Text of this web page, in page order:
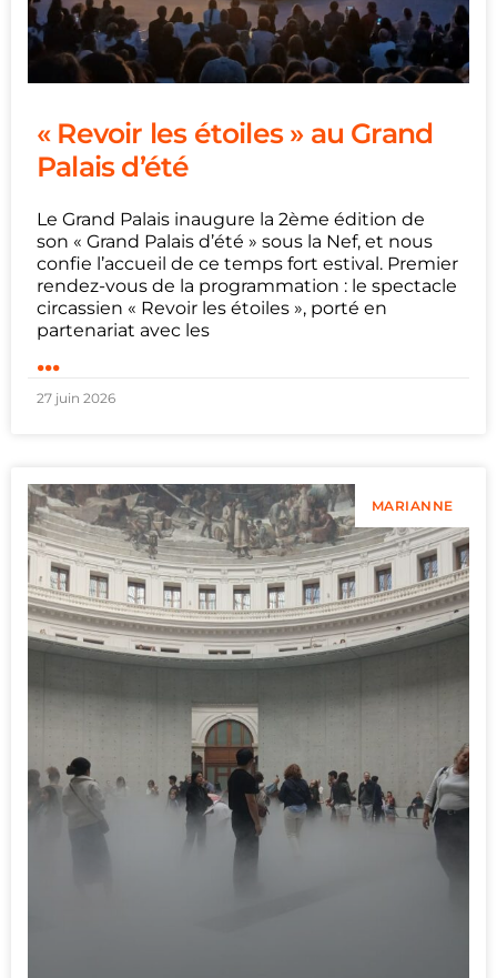
« Revoir les étoiles » au Grand
Palais d’été
Le Grand Palais inaugure la 2ème édition de
son « Grand Palais d’été » sous la Nef, et nous
confie l’accueil de ce temps fort estival. Premier
rendez-vous de la programmation : le spectacle
circassien « Revoir les étoiles », porté en
partenariat avec les
...
27 juin 2026
MARIANNE